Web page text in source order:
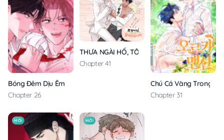
Bóng Đêm Dịu Êm
Chapter 26
THƯA NGÀI HỔ, TÔI ĐÃ ĂN RẤT NGON MIỆNG
Chapter 41
Chú Cá Vàng Trong
Chapter 31
MỚI MỚI